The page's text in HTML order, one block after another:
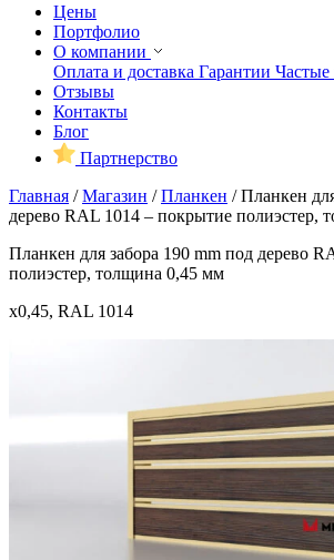
Цены
Портфолио
О компании
Оплата и доставка Гарантии
Отзывы
Контакты
Блог
Партнерство
Главная /Магазин /Планкен /Планкен
дерево RAL 1014 – покрытие полиэстер,
Планкен для забора 190 mm под дерево
полиэстер, толщина 0,45 мм
x0,45, RAL 1014